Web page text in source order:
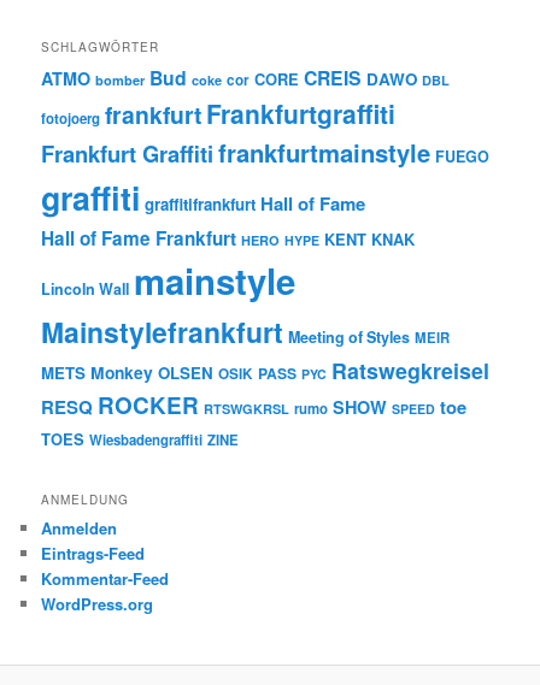
SCHLAGWÖRTER
ATMO bomber Bud coke cor CORE CREIS DAWO DBL
fotojoerg frankfurtFrankfurtgraffiti
Frankfurt Graffitifrankfurtmainstyle FUEGO
graffiti graffitifrankfurt Hall of Fame
Hall of Fame Frankfurt HERO HYPE KENT KNAK
Lincoln Wall mainstyle
Mainstylefrankfurt Meeting of Styles MEIR
METS Monkey OLSEN OSIK PASS PYC Ratswegkreisel
RESQ ROCKER RTSWGKRSL rumo SHOW SPEED toe
TOES Wiesbadengraffiti ZINE
ANMELDUNG
Anmelden
Eintrags-Feed
Kommentar-Feed
WordPress.org